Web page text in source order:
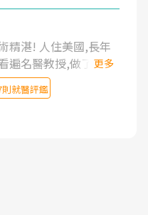
精湛! 人住美國,長年
遍名醫教授,做了各種
灸及物理徒手治療都
都效果有限,只是壓
嚴重影響生活品質.
任是頸頭症候群專
更多
則就醫評鑑